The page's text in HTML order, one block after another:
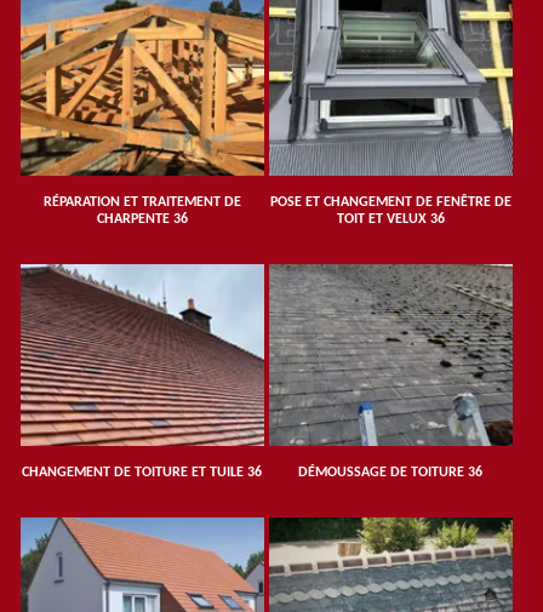
RÉPARATION ET TRAITEMENT DE
CHARPENTE 36
POSE ET CHANGEMENT DE FENÊTRE DE
TOIT ET VELUX 36
CHANGEMENT DE TOITURE ET TUILE 36 DÉMOUSSAGE DE TOITURE 36